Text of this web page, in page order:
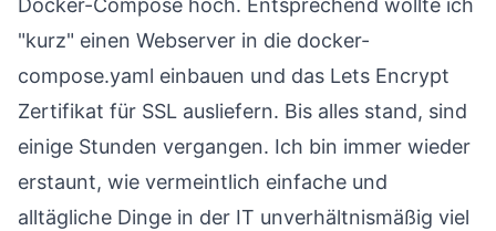
Docker-Compose hoch. Entsprechend wollte ich
"kurz" einen Webserver in die docker-
compose.yaml einbauen und das Lets Encrypt
Zertifikat für SSL ausliefern. Bis alles stand, sind
einige Stunden vergangen. Ich bin immer wieder
erstaunt, wie vermeintlich einfache und
alltägliche Dinge in der IT unverhältnismäßig viel